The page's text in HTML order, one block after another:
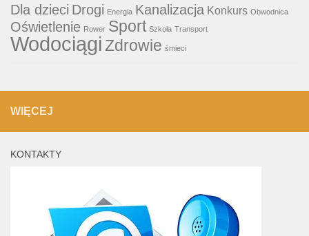
Dla dzieci Drogi Energia Kanalizacja Konkurs Obwodnica
Oświetlenie Rower Sport Szkoła Transport
WodociągiZdrowie śmieci
WIĘCEJ
KONTAKTY